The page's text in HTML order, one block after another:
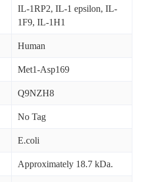
IL-1RP2, IL-1 epsilon, IL-
1F9, IL-1H1
Human
Met1-Asp169
Q9NZH8
No Tag
E.coli
Approximately 18.7 kDa.